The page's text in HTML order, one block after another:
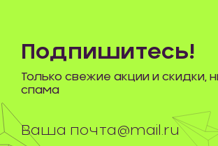
Подпишитесь!
Только свежие акции и скидки,
спама